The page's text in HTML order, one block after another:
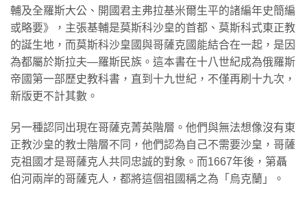
輔及全羅斯大公、開國君主弗拉基米爾生平的諸編年史簡編
或略要》，主張基輔是莫斯科沙皇的首都、莫斯科式東正教
的誕生地，而莫斯科沙皇國與哥薩克國能結合在一起，是因
為都屬於斯拉夫—羅斯民族。這本書在十八世紀成為俄羅斯
帝國第一部歷史教科書，直到十九世紀，不僅再刷十九次，
新版更不計其數。
另一種認同出現在哥薩克菁英階層。他們與無法想像沒有東
正教沙皇的教士階層不同，他們認為自己不需要沙皇，哥薩
克祖國才是哥薩克人共同忠誠的對象。而1667年後，第聶
伯河兩岸的哥薩克人，都將這個祖國稱之為「烏克蘭」。